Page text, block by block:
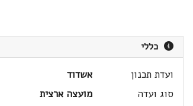
כללי
ועדת תכנון
אשדוד
סוג ועדה
מועצה ארצית